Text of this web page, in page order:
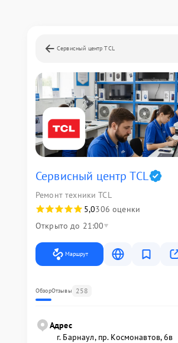
Сервисный центр TCL
Сервисный центр TCL
Ремонт техники TCL
5,0306 оценки
Открыто до 21:00
Маршрут
ОбзорОтзывы 258
Адрес
г. Барнаул, ​пр. Космонавтов, 6в